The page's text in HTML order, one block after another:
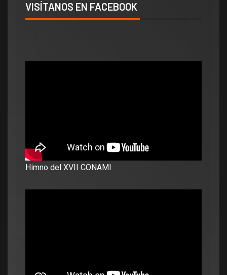
VISÍTANOS EN FACEBOOK
Himno del XVII CONAMI